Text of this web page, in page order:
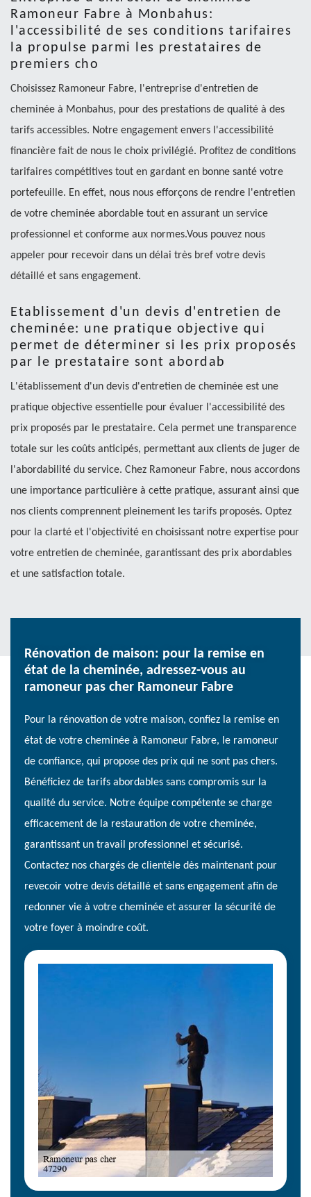
Ramoneur Fabre à Monbahus:
l'accessibilité de ses conditions tarifaires
la propulse parmi les prestataires de
premiers cho
Choisissez Ramoneur Fabre, l'entreprise d'entretien de
cheminée à Monbahus, pour des prestations de qualité à des
tarifs accessibles. Notre engagement envers l'accessibilité
financière fait de nous le choix privilégié. Profitez de conditions
tarifaires compétitives tout en gardant en bonne santé votre
portefeuille. En effet, nous nous efforçons de rendre l'entretien
de votre cheminée abordable tout en assurant un service
professionnel et conforme aux normes.Vous pouvez nous
appeler pour recevoir dans un délai très bref votre devis
détaillé et sans engagement.
Etablissement d'un devis d'entretien de
cheminée: une pratique objective qui
permet de déterminer si les prix proposés
par le prestataire sont abordab
L'établissement d'un devis d'entretien de cheminée est une
pratique objective essentielle pour évaluer l'accessibilité des
prix proposés par le prestataire. Cela permet une transparence
totale sur les coûts anticipés, permettant aux clients de juger de
l'abordabilité du service. Chez Ramoneur Fabre, nous accordons
une importance particulière à cette pratique, assurant ainsi que
nos clients comprennent pleinement les tarifs proposés. Optez
pour la clarté et l'objectivité en choisissant notre expertise pour
votre entretien de cheminée, garantissant des prix abordables
et une satisfaction totale.
Rénovation de maison: pour la remise en
état de la cheminée, adressez-vous au
ramoneur pas cher Ramoneur Fabre
Pour la rénovation de votre maison, confiez la remise en
état de votre cheminée à Ramoneur Fabre, le ramoneur
de confiance, qui propose des prix qui ne sont pas chers.
Bénéficiez de tarifs abordables sans compromis sur la
qualité du service. Notre équipe compétente se charge
efficacement de la restauration de votre cheminée,
garantissant un travail professionnel et sécurisé.
Contactez nos chargés de clientèle dès maintenant pour
revecoir votre devis détaillé et sans engagement afin de
redonner vie à votre cheminée et assurer la sécurité de
votre foyer à moindre coût.